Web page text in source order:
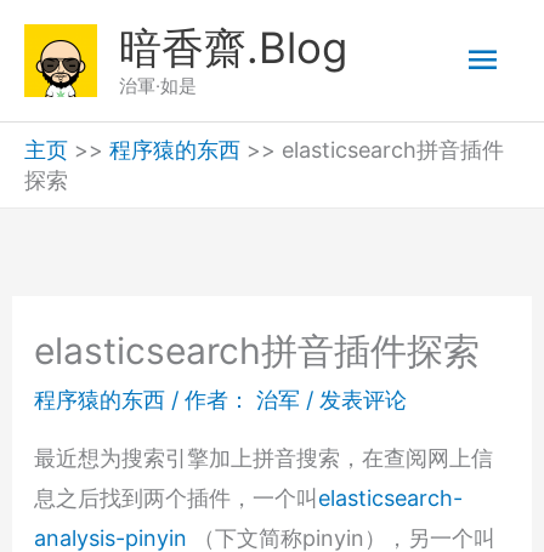
暗香齋.Blog
治軍·如是
主
菜
主页 >> 程序猿的东西 >> elasticsearch拼音插件
探索
elasticsearch拼音插件探索
程序猿的东西/ 作者： 治军 / 发表评论
最近想为搜索引擎加上拼音搜索，在查阅网上信
息之后找到两个插件，一个叫 elasticsearch-
analysis-pinyin （下文简称pinyin），另一个叫